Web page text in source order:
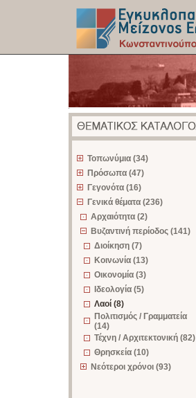
Τοπωνύμια (34)
Πρόσωπα (47)
Γεγονότα (16)
Γενικά θέματα (236)
Αρχαιότητα (2)
Βυζαντινή περίοδος (141)
Διοίκηση (7)
Κοινωνία (13)
Οικονομία (3)
Ιδεολογία (5)
Λαοί (8)
Πολιτισμός / Γραμματεία
(14)
Τέχνη / Αρχιτεκτονική (82)
Θρησκεία (10)
Νεότεροι χρόνοι (93)